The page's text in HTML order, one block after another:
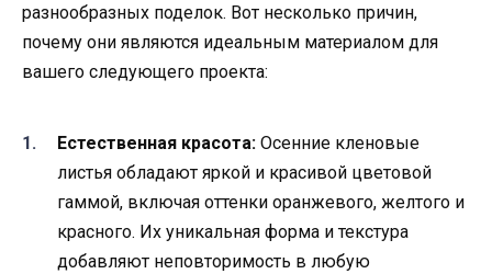
разнообразных поделок. Вот несколько причин,
почему они являются идеальным материалом для
вашего следующего проекта:
Естественная красота: Осенние кленовые
листья обладают яркой и красивой цветовой
гаммой, включая оттенки оранжевого, желтого и
красного. Их уникальная форма и текстура
добавляют неповторимость в любую